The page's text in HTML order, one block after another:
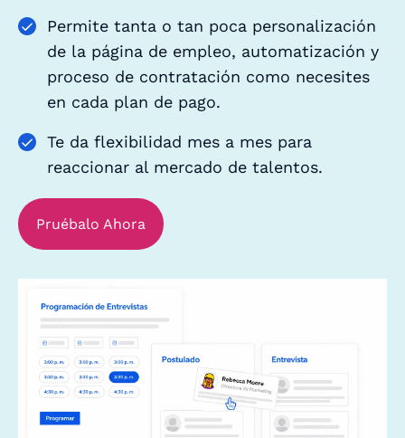
Permite tanta o tan poca personalización
de la página de empleo, automatización y
proceso de contratación como necesites
en cada plan de pago.
Te da flexibilidad mes a mes para
reaccionar al mercado de talentos.
Pruébalo Ahora